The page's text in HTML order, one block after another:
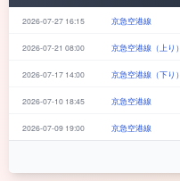
2026-07-27 16:15 京急空港線
2026-07-21 08:00 京急空港線（上り）
2026-07-17 14:00 京急空港線（下り）
2026-07-10 18:45 京急空港線
2026-07-09 19:00 京急空港線